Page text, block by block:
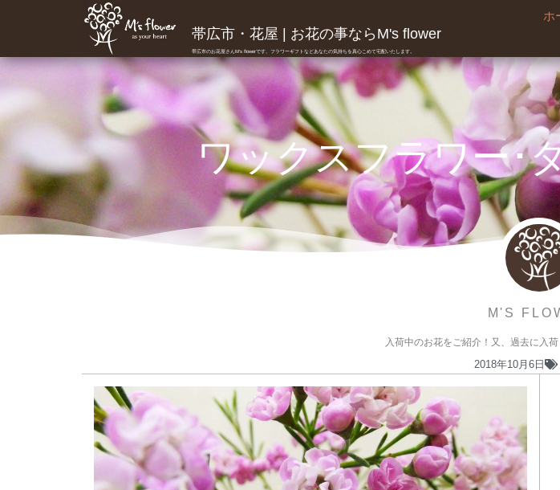
帯広市・花屋 | お花の事ならM's flower
帯広市のお花屋さんM's flowerです。フラワーギフトなどあなたの気持ちを真心こめて宅配いたします。
ホ
ワックスフラワー･
M'S
入荷中のお花をご紹介！又、過去に入
2018年10月6日